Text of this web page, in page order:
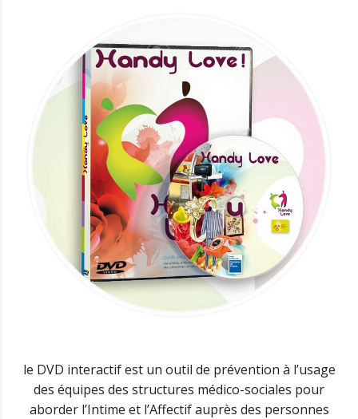
le DVD interactif est un outil de prévention à l’usage
des équipes des structures médico-sociales pour
aborder l’Intime et l’Affectif auprès des personnes